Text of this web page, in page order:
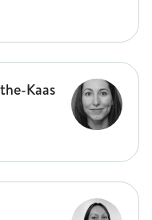
Kaas